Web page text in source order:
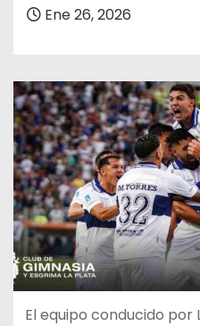
Ene 26, 2026
El equipo conducido por